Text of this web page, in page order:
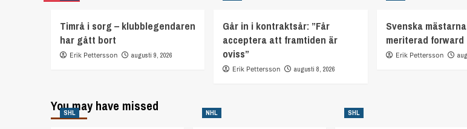
Timrå i sorg – klubblegendaren
har gått bort
Erik Pettersson augusti 9, 2026
Går in i kontraktsår: ”Får
acceptera att framtiden är
oviss”
Erik Pettersson augusti 8, 2026
Svenska
meriterad forward
Erik Pettersson
You may have missed
SHL NHL SHL